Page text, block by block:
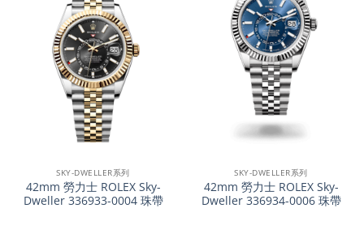
SKY-DWELLER系列
42mm 勞力士 ROLEX Sky-
Dweller 336933-0004 珠帶
SKY-DWELLER系列
42mm 勞力士 ROLEX Sky-
Dweller 336934-0006 珠帶